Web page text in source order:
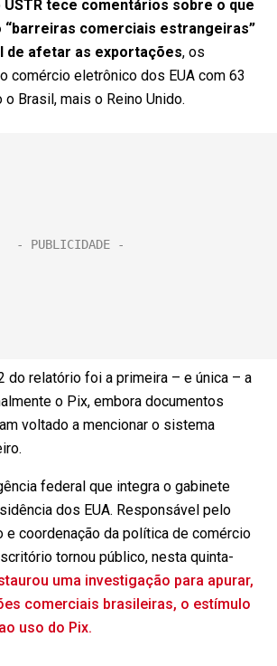
USTR tece comentários sobre o que
“barreiras comerciais estrangeiras”
de afetar as exportações, os
comércio eletrônico dos EUA com 63
o Brasil, mais o Reino Unido.
do relatório foi a primeira – e única – a
o Pix, embora documentos
voltado a mencionar o sistema
federal que integra o gabinete
dos EUA. Responsável pelo
e coordenação da política de comércio
tornou público, nesta quinta-
uma investigação para apurar,
comerciais brasileiras, o estímulo
uso do Pix.